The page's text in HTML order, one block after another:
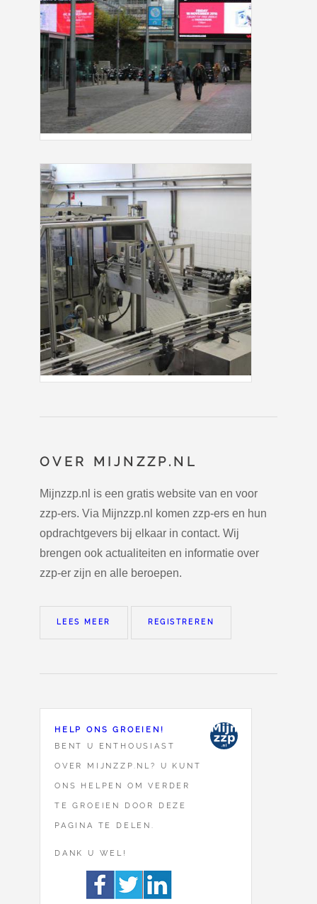
OVER MIJNZZP.NL
Mijnzzp.nl is een gratis website van en voor
zzp-ers. Via Mijnzzp.nl komen zzp-ers en hun
opdrachtgevers bij elkaar in contact. Wij
brengen ook actualiteiten en informatie over
zzp-er zijn en alle beroepen.
LEES MEER REGISTREREN
HELP ONS GROEIEN!
BENT U ENTHOUSIAST
OVER MIJNZZP.NL? U KUNT
ONS HELPEN OM VERDER
TE GROEIEN DOOR DEZE
PAGINA TE DELEN.
DANK U WEL!